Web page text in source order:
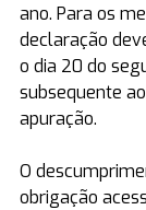
ano. Para os
declaração
o dia 20 do
subsequente
apuração.
O
obrigação